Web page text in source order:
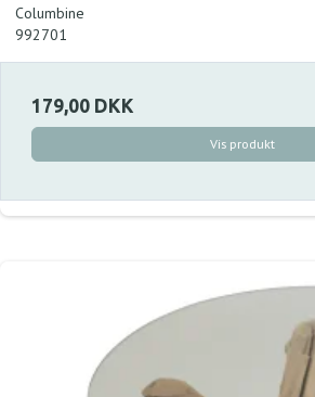
Columbine
992701
179,00 DKK
Vis produkt